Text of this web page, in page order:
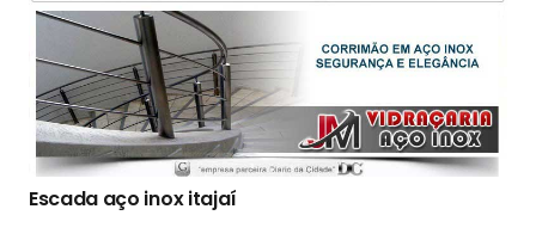
Escada aço inox itajaí